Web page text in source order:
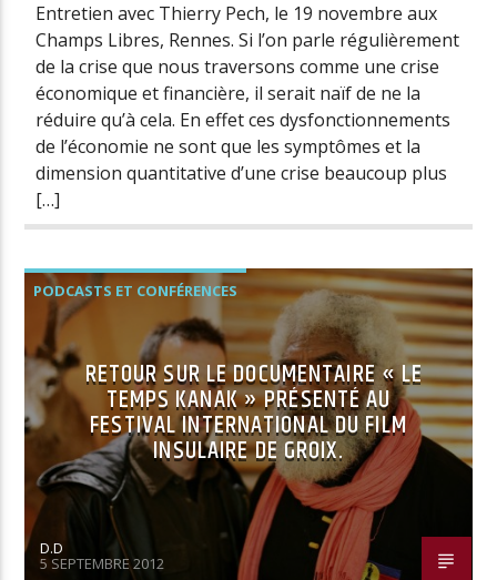
Entretien avec Thierry Pech, le 19 novembre aux
Champs Libres, Rennes. Si l’on parle régulièrement
de la crise que nous traversons comme une crise
économique et financière, il serait naïf de ne la
réduire qu’à cela. En effet ces dysfonctionnements
de l’économie ne sont que les symptômes et la
dimension quantitative d’une crise beaucoup plus
[…]
PODCASTS ET CONFÉRENCES
RETOUR SUR LE DOCUMENTAIRE « LE
TEMPS KANAK » PRÉSENTÉ AU
FESTIVAL INTERNATIONAL DU FILM
INSULAIRE DE GROIX.
D.D
5 SEPTEMBRE 2012